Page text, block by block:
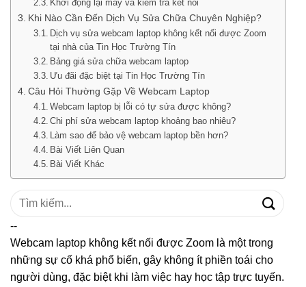
Khởi động lại máy và kiểm tra kết nối
Khi Nào Cần Đến Dịch Vụ Sửa Chữa Chuyên Nghiệp?
Dịch vụ sửa webcam laptop không kết nối được Zoom
tại nhà của Tin Học Trường Tín
Bảng giá sửa chữa webcam laptop
Ưu đãi đặc biệt tại Tin Học Trường Tín
Câu Hỏi Thường Gặp Về Webcam Laptop
Webcam laptop bị lỗi có tự sửa được không?
Chi phí sửa webcam laptop khoảng bao nhiêu?
Làm sao để bảo vệ webcam laptop bền hơn?
Bài Viết Liên Quan
Bài Viết Khác
Tìm
--
Webcam laptop không kết nối được Zoom là một trong
những sự cố khá phổ biến, gây không ít phiền toái cho
người dùng, đặc biệt khi làm việc hay học tập trực tuyến.